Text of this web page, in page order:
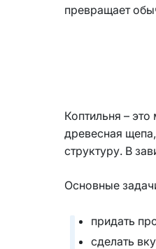
превращает
Коптильня –
древесная
структуру. В
Основные
придать
сделать